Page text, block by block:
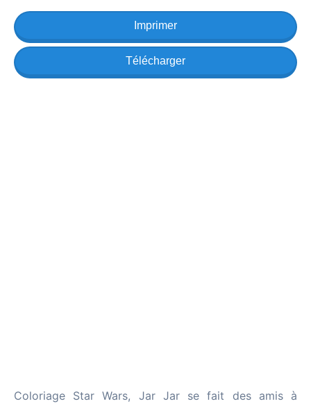
Imprimer
Télécharger
Coloriage Star Wars, Jar Jar se fait des amis à